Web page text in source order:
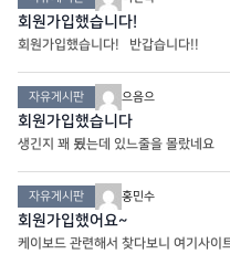
회원가입했습니다!
회원가입했습니다! 반갑습니다!!
자유게시판 으음으
회원가입했습니다
생긴지 꽤 됬는데 있느줄을 몰랐네요
자유게시판 홍민수
회원가입했어요~
케이보드 관련해서 찾다보니 여기사이